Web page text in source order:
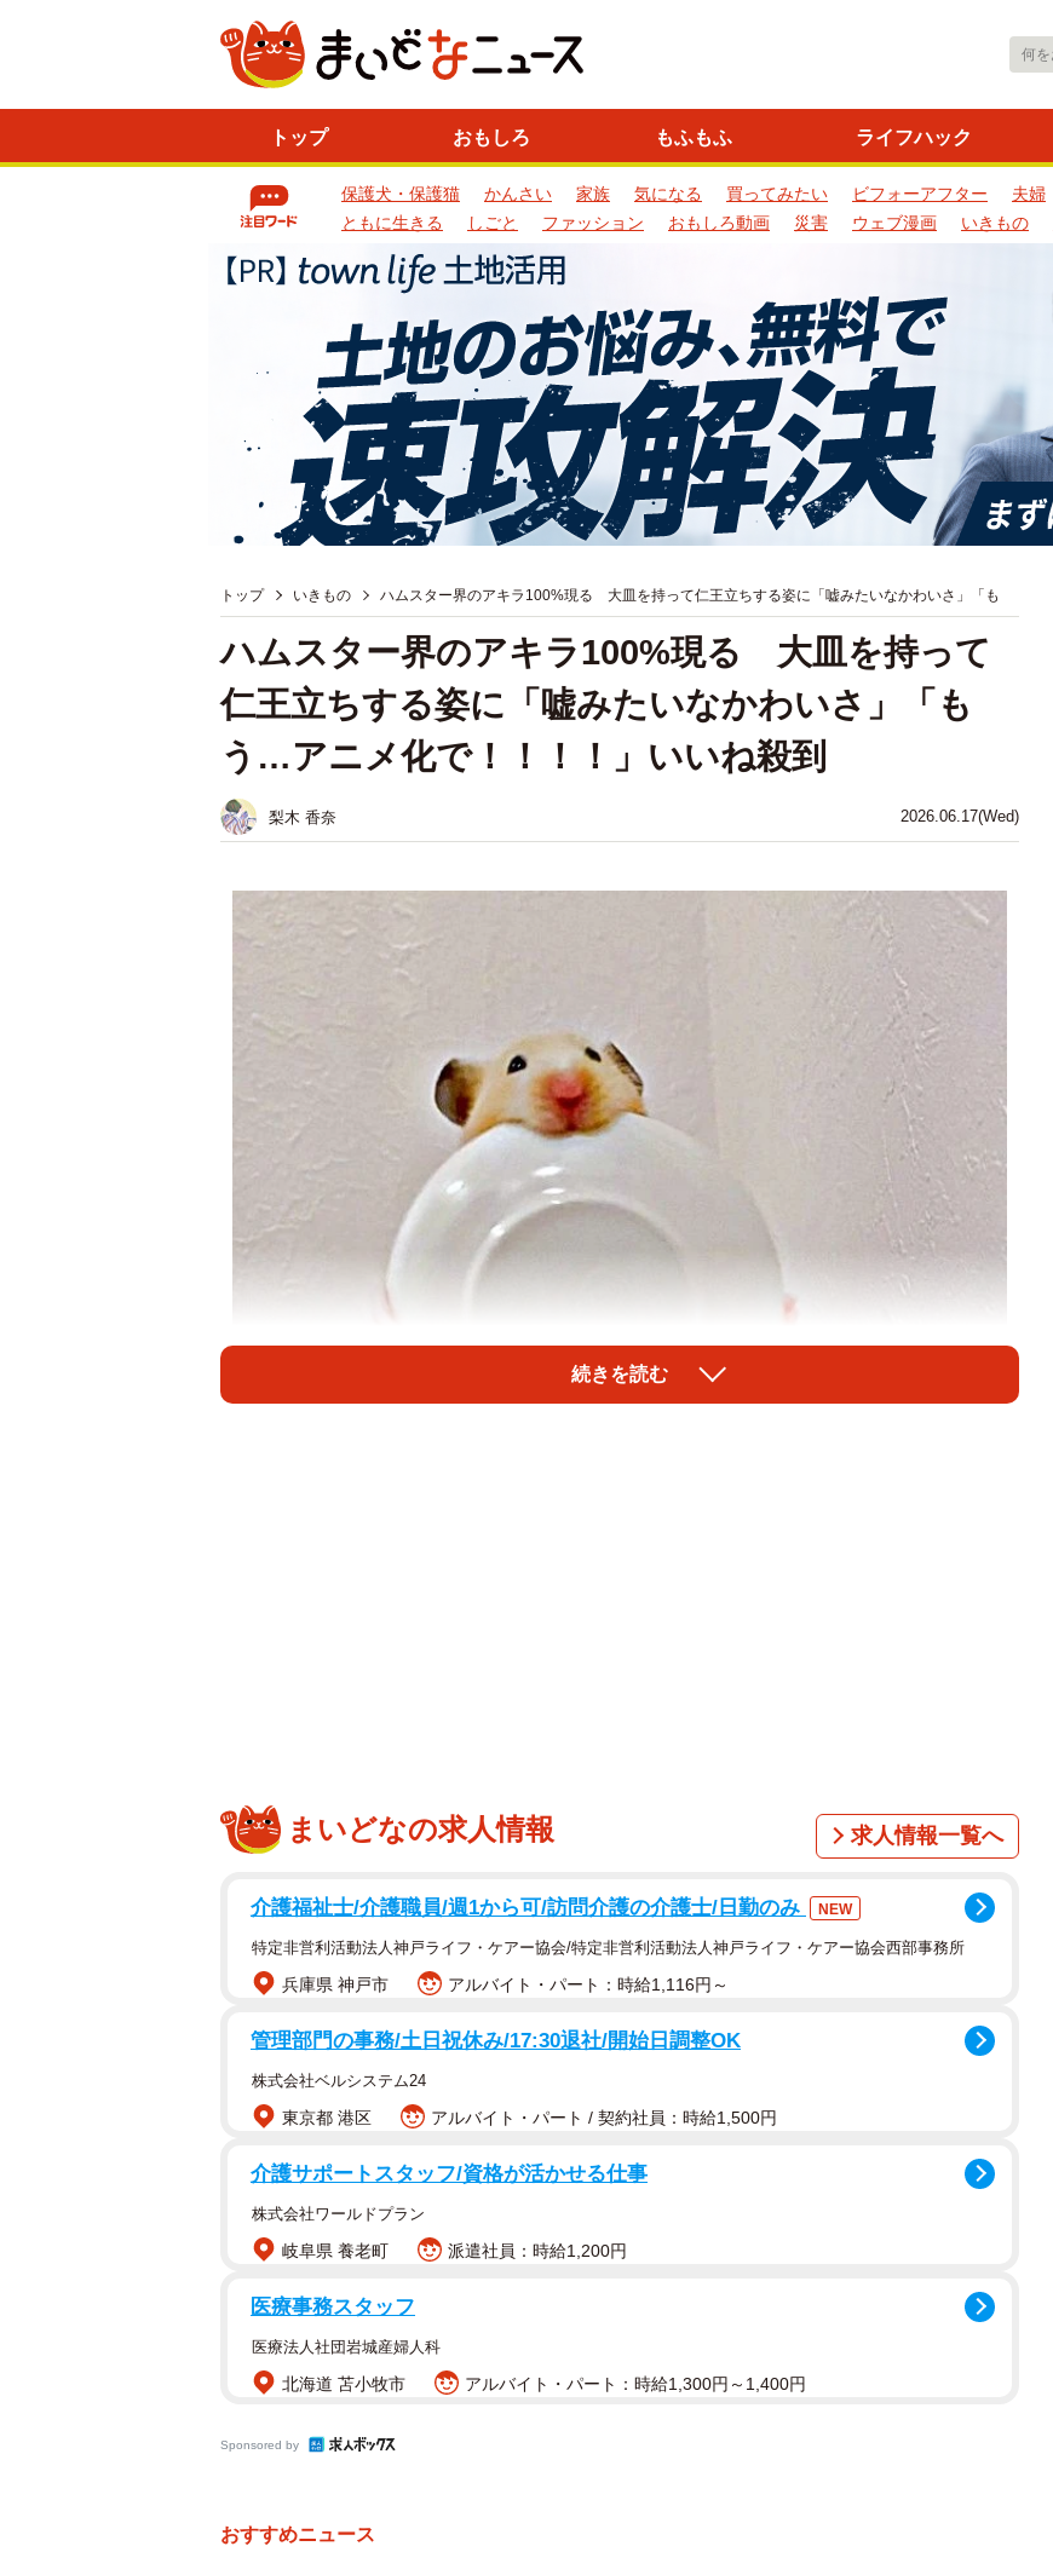
トップ おもしろ もふもふ ライフハック
保護犬・保護猫 かんさい 家族 気になる 買ってみたい ビフォーアフター 夫婦
ともに生きる
しごと ファッション おもしろ動画 災害 ウェブ漫画 いきもの
トップ いきもの ハムスター界のアキラ100%現る 大皿を持って仁王立ちする姿に「嘘みたいなかわいさ」「も
2026.06.17(Wed)
ハムスター界のアキラ100%現る 大皿を持って
仁王立ちする姿に「嘘みたいなかわいさ」「も
う…アニメ化で！！！！」いいね殺到
梨木 香奈
1/5
お皿を持って仁王立ちするムギちゃん（画像提供：うまハムさん）
「ムギちゃんのケージを掃除していたらガシャガシャ聞こえるから『皿で遊んでるな』と
思って、ふと見たらこれで吹いたわ」
そんなコメントとともにXに投稿された写真が、17万件超の“いいね”を集める大反響となっ
ています。写っているのは、キンクマハムスターの「ムギ」ちゃん（生後10カ月・女の子）
です。
仁王立ちになったムギちゃんは、自分の体がすっぽり隠れてしまうほどの大きなお皿を両手
で持ち、パクリとかぶりついています。その姿は、まるで巨大な盾を構えた小さな戦士のよ
う。思わず二度見してしまう光景です。
この姿を見たユーザーからは、大人気漫画『ONE PIECE』の初期に登場する、全身に盾を
まとったキャラクター「鉄壁のパール」や、お笑い芸人の「アキラ100%」がお盆を巧みに
中みたい」「すごい脚力とバランス能力」「すごいですね！ ドヤ顔がかわいい」など、驚き
続きを読む
まいどなの求人情報 求人情報一覧へ
介護福祉士/介護職員/週1から可/訪問介護の介護士/日勤のみ NEW
特定非営利活動法人神戸ライフ・ケアー協会/特定非営利活動法人神戸ライフ・ケアー協会西部事務所
兵庫県 神戸市 アルバイト・パート：時給1,116円～
管理部門の事務/土日祝休み/17:30退社/開始日調整OK
株式会社ベルシステム24
東京都 港区 アルバイト・パート / 契約社員：時給1,500円
介護サポートスタッフ/資格が活かせる仕事
株式会社ワールドプラン
岐阜県 養老町 派遣社員：時給1,200円
医療事務スタッフ
医療法人社団岩城産婦人科
北海道 苫小牧市 アルバイト・パート：時給1,300円～1,400円
Sponsored by
おすすめニュース